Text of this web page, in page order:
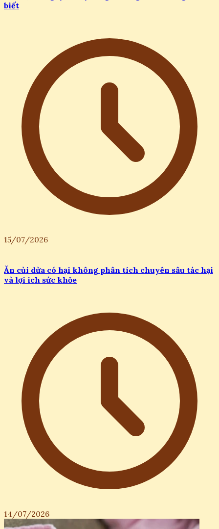
Tác hại của gây tê tủy sống: Những biến chứng cần
15/07/2026
Ăn cùi dừa có hại không phân tích chuyên sâu tác hại
và lợi ích sức khỏe